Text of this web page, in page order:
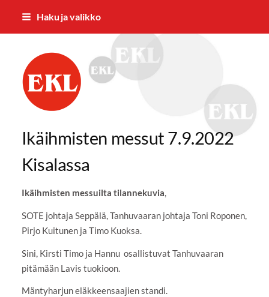
Siirry
Haku ja valikko
Mäntyharjun eläkkeensaajat ry
Ikäihmisten messut 7.9.2022
Kisalassa
Ikäihmisten messuilta tilannekuvia,
SOTE johtaja Seppälä, Tanhuvaaran johtaja Toni Roponen,
Pirjo Kuitunen ja Timo Kuoksa.
Sini, Kirsti Timo ja Hannu osallistuvat Tanhuvaaran
pitämään Lavis tuokioon.
Mäntyharjun eläkkeensaajien standi.